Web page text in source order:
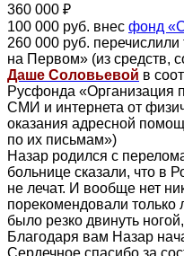
360 000 ₽
100 000 руб. внес фонд
260 000 руб.
на Первом» (из средств,
Даше Соловьевой в
Русфонда «Организация
СМИ и интернета от
оказания адресной
по их письмам»)
Назар родился с
больнице сказали, что в
не лечат. И вообще нет
порекомендовали
было резко двинуть
Благодаря вам Назар
Сердечное спасибо за